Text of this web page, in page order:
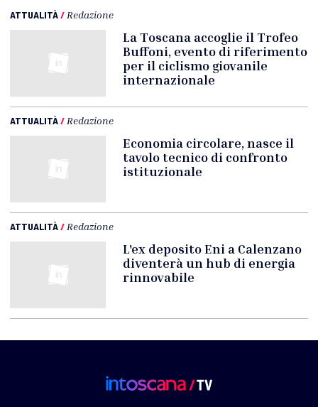
ATTUALITÀ/ Redazione
La Toscana accoglie il Trofeo
Buffoni, evento di riferimento
per il ciclismo giovanile
internazionale
ATTUALITÀ/ Redazione
Economia circolare, nasce il
tavolo tecnico di confronto
istituzionale
ATTUALITÀ/ Redazione
L'ex deposito Eni a Calenzano
diventerà un hub di energia
rinnovabile